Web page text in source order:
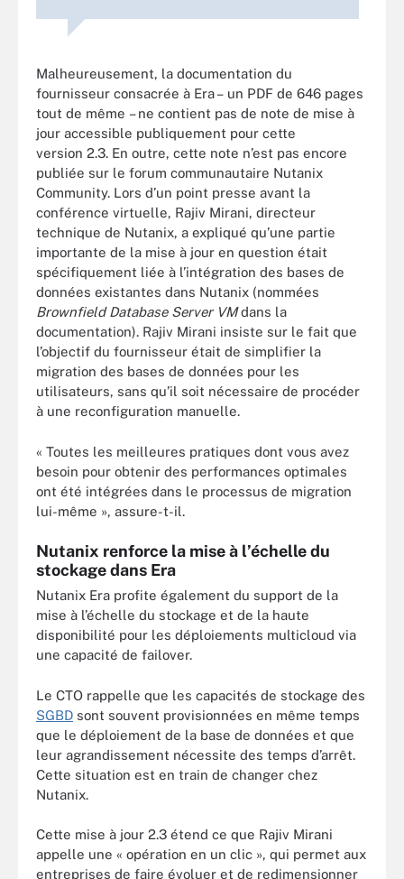
Malheureusement, la documentation du
fournisseur consacrée à Era – un PDF de 646 pages
tout de même – ne contient pas de note de mise à
jour accessible publiquement pour cette
version 2.3. En outre, cette note n’est pas encore
publiée sur le forum communautaire Nutanix
Community. Lors d’un point presse avant la
conférence virtuelle, Rajiv Mirani, directeur
technique de Nutanix, a expliqué qu’une partie
importante de la mise à jour en question était
spécifiquement liée à l’intégration des bases de
données existantes dans Nutanix (nommées
Brownfield Database Server VMdans la
documentation). Rajiv Mirani insiste sur le fait que
l’objectif du fournisseur était de simplifier la
migration des bases de données pour les
utilisateurs, sans qu’il soit nécessaire de procéder
à une reconfiguration manuelle.
« Toutes les meilleures pratiques dont vous avez
besoin pour obtenir des performances optimales
ont été intégrées dans le processus de migration
lui-même », assure-t-il.
Nutanix renforce la mise à l’échelle du
stockage dans Era
Nutanix Era profite également du support de la
mise à l’échelle du stockage et de la haute
disponibilité pour les déploiements multicloud via
une capacité de failover.
Le CTO rappelle que les capacités de stockage des
SGBD sont souvent provisionnées en même temps
que le déploiement de la base de données et que
leur agrandissement nécessite des temps d’arrêt.
Cette situation est en train de changer chez
Nutanix.
Cette mise à jour 2.3 étend ce que Rajiv Mirani
appelle une « opération en un clic », qui permet aux
entreprises de faire évoluer et de redimensionner